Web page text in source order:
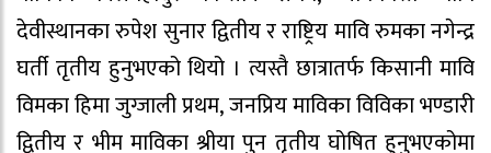
देवीस्थानका रुपेश सुनार द्वितीय र राष्ट्रिय मावि रुमका नगेन्द्र
घर्ती तृतीय हुनुभएको थियो । त्यस्तै छात्रातर्फ किसानी मावि
विमका हिमा जुग्जाली प्रथम, जनप्रिय माविका विविका भण्डारी
द्वितीय र भीम माविका श्रीया पुन तृतीय घोषित हुनुभएकोमा